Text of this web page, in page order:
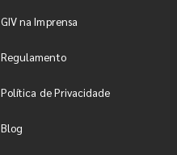
GIV na Imprensa
Regulamento
Política de Privacidade
Blog